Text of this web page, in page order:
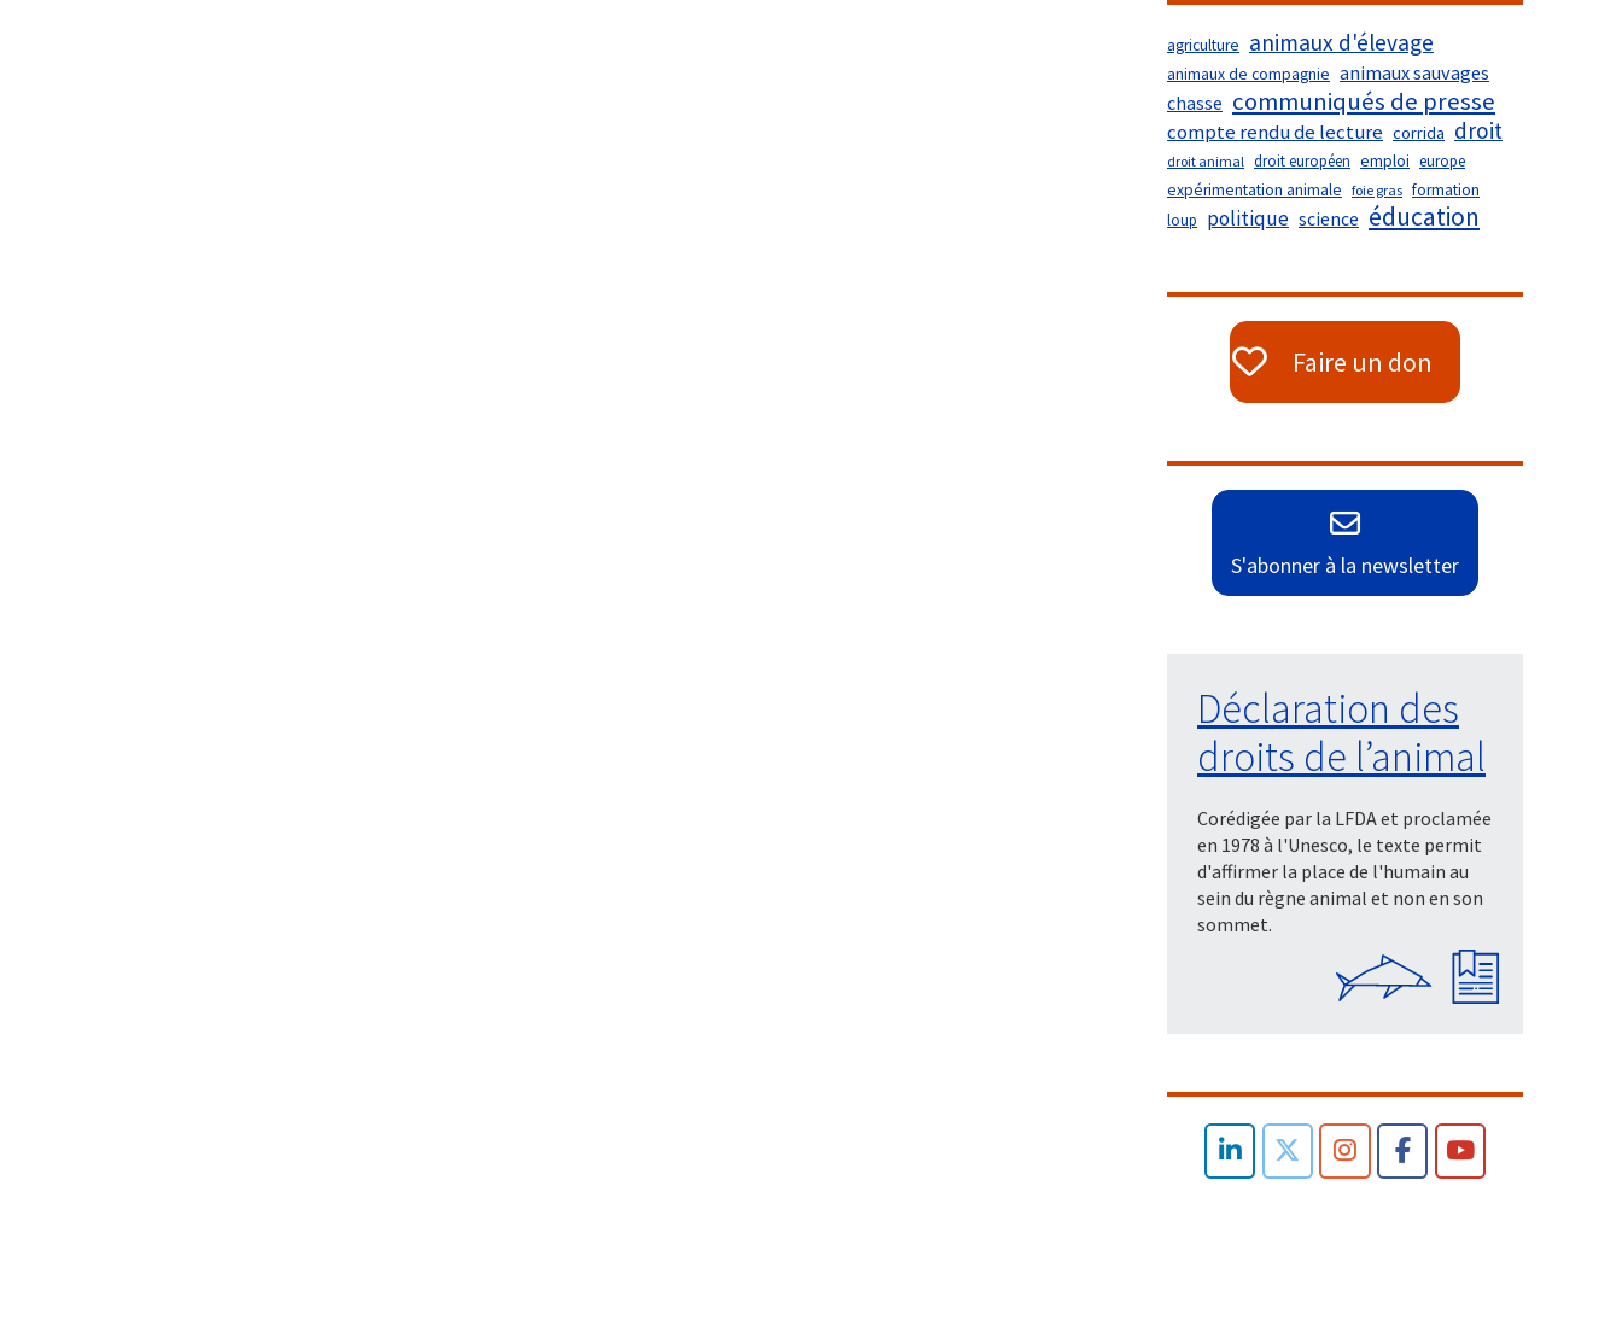
agriculture animaux d'élevage
animaux de compagnie animaux sauvages
chasse communiqués de presse
compte rendu de lecture corrida droit
droit animal droit européen emploi europe
expérimentation animale foie gras formation
loup politique science éducation
Faire un don
S'abonner à la newsletter
Déclaration des
droits de l’animal
Corédigée par la LFDA et proclamée
en 1978 à l'Unesco, le texte permit
d'affirmer la place de l'humain au
sein du règne animal et non en son
sommet.